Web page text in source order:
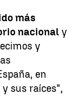
más
nacional y
y
en
sus raíces",